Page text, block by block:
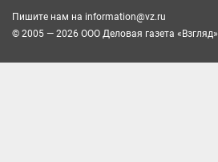
Пишите нам на information@vz.ru
© 2005 — 2026 ООО Деловая газета «Взгляд»